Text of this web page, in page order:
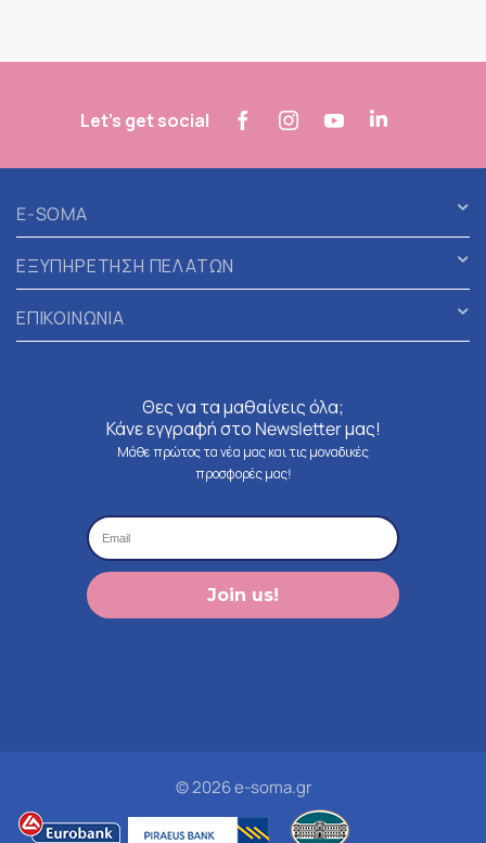
Let's get social
E-SOMA
ΕΞΥΠΗΡΕΤΗΣΗ ΠΕΛΑΤΩΝ
ΕΠΙΚΟΙΝΩΝΙΑ
Θες να τα μαθαίνεις όλα;
Κάνε εγγραφή στο Newsletter μας!
Μάθε πρώτος τα νέα μας και τις μοναδικές
προσφορές μας!
Join us!
© 2026 e-soma.gr